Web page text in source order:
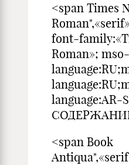
<span Times
font-
Roman»;
language:AR-
<span Book